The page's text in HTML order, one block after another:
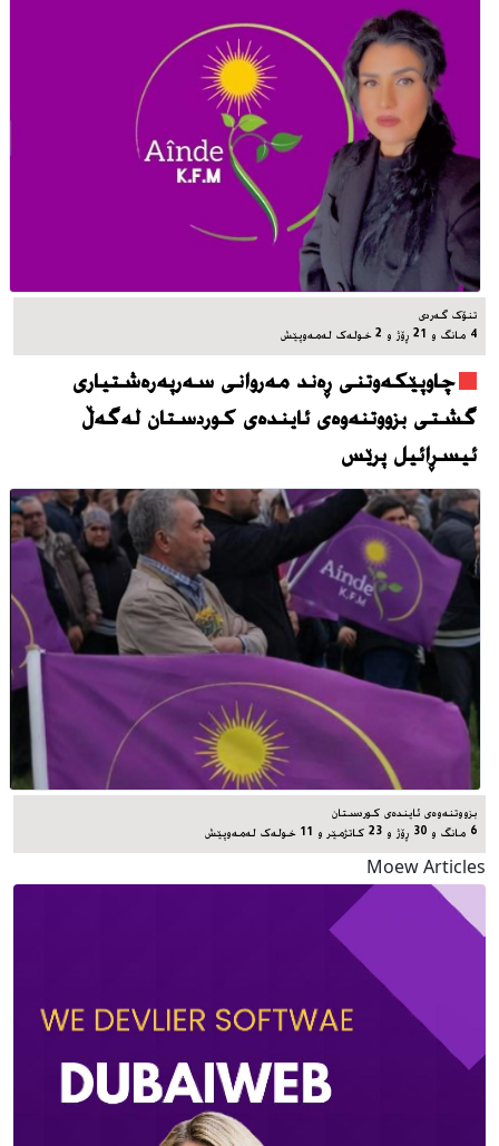
تنۆک گەردی
4 مانگ و 21 ڕۆژ و 2 خوله‌ک له‌مه‌وپێش‌
چاوپێکەوتنی ڕەند مەروانی سەرپەرەشتیاری
گشتی بزووتنەوەی ئایندەی کوردستان لەگەڵ
ئیسڕائیل پرێس
بزووتنەوەی ئایندەی کوردستان
6 مانگ و 30 ڕۆژ و 23 کاتژمێر و 11 خوله‌ک له‌مه‌وپێش‌
Moew Articles